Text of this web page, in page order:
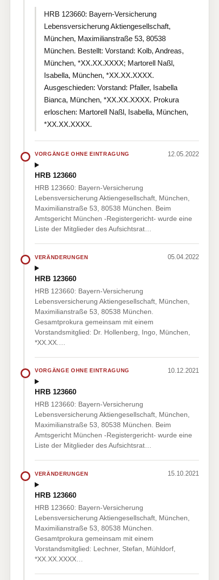
HRB 123660: Bayern-Versicherung
Lebensversicherung Aktiengesellschaft,
München, Maximilianstraße 53, 80538
München. Bestellt: Vorstand: Kolb, Andreas,
München, *XX.XX.XXXX; Martorell Naßl,
Isabella, München, *XX.XX.XXXX.
Ausgeschieden: Vorstand: Pfaller, Isabella
Bianca, München, *XX.XX.XXXX. Prokura
erloschen: Martorell Naßl, Isabella, München,
*XX.XX.XXXX.
VORGÄNGE OHNE EINTRAGUNG 12.05.2022
HRB 123660
HRB 123660: Bayern-Versicherung
Lebensversicherung Aktiengesellschaft, München,
Maximilianstraße 53, 80538 München. Beim
Amtsgericht München -Registergericht- wurde eine
Liste der Mitglieder des Aufsichtsrat…
VERÄNDERUNGEN 05.04.2022
HRB 123660
HRB 123660: Bayern-Versicherung
Lebensversicherung Aktiengesellschaft, München,
Maximilianstraße 53, 80538 München.
Gesamtprokura gemeinsam mit einem
Vorstandsmitglied: Dr. Hollenberg, Ingo, München,
*XX.XX.…
VORGÄNGE OHNE EINTRAGUNG 10.12.2021
HRB 123660
HRB 123660: Bayern-Versicherung
Lebensversicherung Aktiengesellschaft, München,
Maximilianstraße 53, 80538 München. Beim
Amtsgericht München -Registergericht- wurde eine
Liste der Mitglieder des Aufsichtsrat…
VERÄNDERUNGEN 15.10.2021
HRB 123660
HRB 123660: Bayern-Versicherung
Lebensversicherung Aktiengesellschaft, München,
Maximilianstraße 53, 80538 München.
Gesamtprokura gemeinsam mit einem
Vorstandsmitglied: Lechner, Stefan, Mühldorf,
*XX.XX.XXXX…